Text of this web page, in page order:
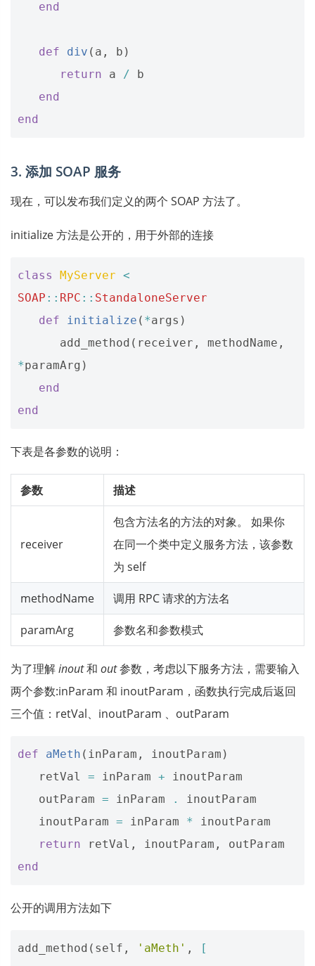
end
def div ( a , b )
return
a /
b
end
end
3. 添加 SOAP 服务
现在，可以发布我们定义的两个 SOAP 方法了。
initialize 方法是公开的，用于外部的连接
class MyServer <
SOAP :: RPC :: StandaloneServer
def
initialize ( *args )
add_method ( receiver , methodName ,
*paramArg )
end
end
下表是各参数的说明：
参数 描述
receiver
包含方法名的方法的对象。 如果你
在同一个类中定义服务方法，该参数
为 self
methodName 调用 RPC 请求的方法名
paramArg 参数名和参数模式
为了理解inout和 out参数，考虑以下服务方法，需要输入
两个参数:inParam 和 inoutParam，函数执行完成后返回
三个值：retVal、inoutParam 、outParam
def aMeth ( inParam , inoutParam )
retVal
= inParam +
inoutParam
outParam = inParam .
inoutParam
inoutParam = inParam *
inoutParam
return
retVal , inoutParam ,
outParam
end
公开的调用方法如下
add_method ( self , 'aMeth' ,
[